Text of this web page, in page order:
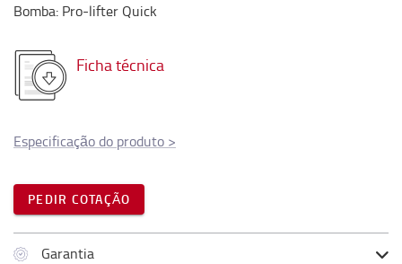
Bomba: Pro-lifter Quick
Ficha técnica
Especificação do produto >
PEDIR COTAÇÃO
Garantia